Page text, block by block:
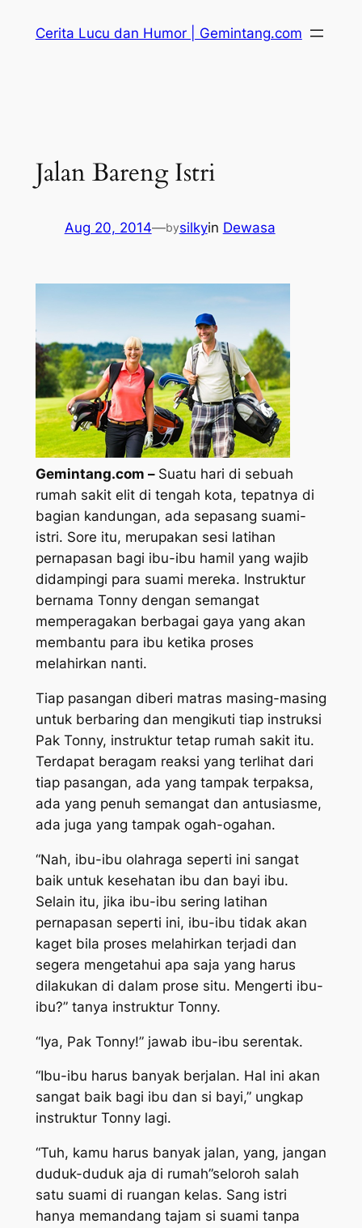
Cerita Lucu dan Humor | Gemintang.com
Jalan Bareng Istri
Aug 20, 2014—bysilkyin Dewasa
Gemintang.com – Suatu hari di sebuah
rumah sakit elit di tengah kota, tepatnya di
bagian kandungan, ada sepasang suami-
istri. Sore itu, merupakan sesi latihan
pernapasan bagi ibu-ibu hamil yang wajib
didampingi para suami mereka. Instruktur
bernama Tonny dengan semangat
memperagakan berbagai gaya yang akan
membantu para ibu ketika proses
melahirkan nanti.
Tiap pasangan diberi matras masing-masing
untuk berbaring dan mengikuti tiap instruksi
Pak Tonny, instruktur tetap rumah sakit itu.
Terdapat beragam reaksi yang terlihat dari
tiap pasangan, ada yang tampak terpaksa,
ada yang penuh semangat dan antusiasme,
ada juga yang tampak ogah-ogahan.
“Nah, ibu-ibu olahraga seperti ini sangat
baik untuk kesehatan ibu dan bayi ibu.
Selain itu, jika ibu-ibu sering latihan
pernapasan seperti ini, ibu-ibu tidak akan
kaget bila proses melahirkan terjadi dan
segera mengetahui apa saja yang harus
dilakukan di dalam prose situ. Mengerti ibu-
ibu?” tanya instruktur Tonny.
“Iya, Pak Tonny!” jawab ibu-ibu serentak.
“Ibu-ibu harus banyak berjalan. Hal ini akan
sangat baik bagi ibu dan si bayi,” ungkap
instruktur Tonny lagi.
“Tuh, kamu harus banyak jalan, yang, jangan
duduk-duduk aja di rumah”seloroh salah
satu suami di ruangan kelas. Sang istri
hanya memandang tajam si suami tanpa